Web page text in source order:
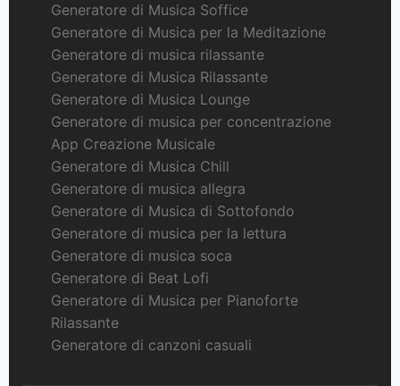
Generatore di Musica Soffice
Generatore di Musica per la Meditazione
Generatore di musica rilassante
Generatore di Musica Rilassante
Generatore di Musica Lounge
Generatore di musica per concentrazione
App Creazione Musicale
Generatore di Musica Chill
Generatore di musica allegra
Generatore di Musica di Sottofondo
Generatore di musica per la lettura
Generatore di musica soca
Generatore di Beat Lofi
Generatore di Musica per Pianoforte
Rilassante
Generatore di canzoni casuali